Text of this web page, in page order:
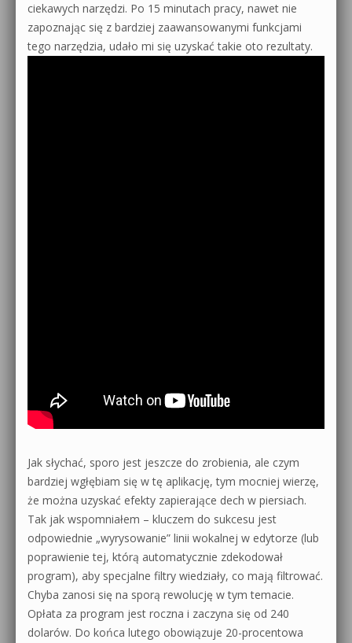
ciekawych narzędzi. Po 15 minutach pracy, nawet nie
zapoznając się z bardziej zaawansowanymi funkcjami
tego narzędzia, udało mi się uzyskać takie oto rezultaty.
Jak słychać, sporo jest jeszcze do zrobienia, ale czym
bardziej wgłębiam się w tę aplikację, tym mocniej wierzę,
że można uzyskać efekty zapierające dech w piersiach.
Tak jak wspomniałem – kluczem do sukcesu jest
odpowiednie „wyrysowanie” linii wokalnej w edytorze (lub
poprawienie tej, którą automatycznie zdekodował
program), aby specjalne filtry wiedziały, co mają filtrować.
Chyba zanosi się na sporą rewolucję w tym temacie.
Opłata za program jest roczna i zaczyna się od 240
dolarów. Do końca lutego obowiązuje 20-procentowa